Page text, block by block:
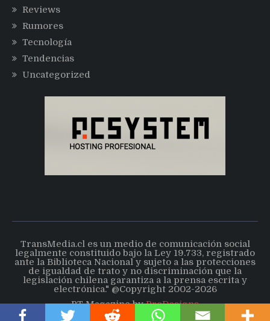
Reviews
Rumores
Tecnología
Tendencias
Uncategorized
TransMedia.cl es un medio de comunicación social
legalmente constituido bajo la Ley 19.733, registrado
ante la Biblioteca Nacional y sujeto a las protecciones
de igualdad de trato y no discriminación que la
legislación chilena garantiza a la prensa escrita y
electrónica." @Copyright 2002-2026
PT Magazine byProDesigns